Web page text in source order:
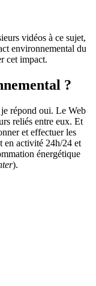
vidéos à ce sujet,
environnemental du
cet impact.
?
répond oui. Le Web
reliés entre eux. Et
et effectuer les
en activité 24h/24 et
énergétique
).